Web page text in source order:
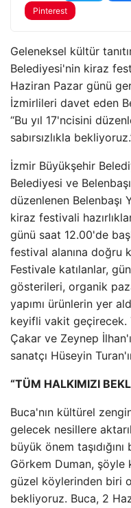
Pinterest
Geleneksel kültür
Belediyesi'nin kiraz
Haziran Pazar günü
İzmirlileri davet eden
“Bu yıl 17'ncisini
sabırsızlıkla
İzmir Büyükşehir
Belediyesi ve
düzenlenen Belenbaşı
kiraz festivali
günü saat 12.00'de
festival alanına doğru
Festivale katılanlar,
gösterileri, organik
yapımı ürünlerin yer
keyifli vakit geçirecek.
Çakar ve Zeynep
sanatçı Hüseyin
“TÜM HALKIMIZI
Buca'nın kültürel
gelecek nesillere
büyük önem
Görkem Duman, şöyle
güzel köylerinden biri
bekliyoruz. Buca, 2